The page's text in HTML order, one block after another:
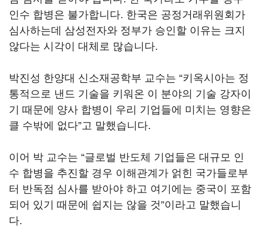
인수 합병은 불가합니다. 한국은 공정거래위원회가
심사하는데 삼성전자와 정부가 승인할 이유는 크지
않다는 시각이 대체로 많습니다.
박진성 한양대 신소재공학부 교수는 “키옥시아는 정
통적으로 낸드 기술을 키워온 이 분야의 기술 강자이
기 때문에 양사 합병이 우리 기업들에 미치는 영향은
클 수밖에 없다”고 말했습니다.
이어 박 교수는 “글로벌 반도체 기업들은 대규모 인
수 합병을 추진할 경우 이해관계가 얽힌 국가들로부
터 반독점 심사를 받아야 하고 여기에는 중국이 포함
되어 있기 때문에 쉽지는 않을 것”이라고 말했습니
다.